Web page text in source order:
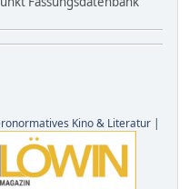
Kino & Literatur |